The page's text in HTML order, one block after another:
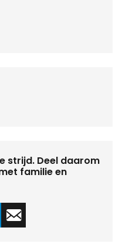
strijd. Deel daarom
familie en